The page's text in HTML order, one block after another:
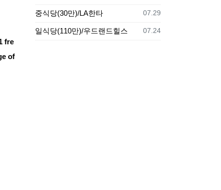
fre
of
등록일
07.29
중식당(30만)/LA한타
등록일
07.24
일식당(110만)/우드랜드힐스